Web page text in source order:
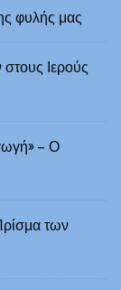
φυλής μας
Ιερούς
– Ο
των